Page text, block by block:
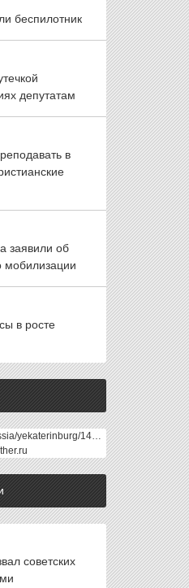
беспилотник
депутатам
в
заявили об
мобилизации
в росте
world-weather.ru/pogoda/russia/yekaterinburg/14days/
советских